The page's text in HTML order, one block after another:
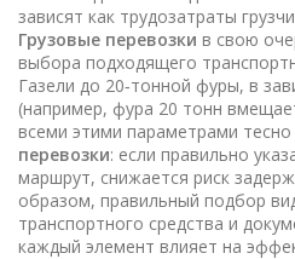
зависят как трудозатраты
Грузовые перевозки в свою
выбора подходящего
Газели до 20‑тонной фуры, в
(например, фура 20 тонн
всеми этими параметрами тесно
перевозки: если правильно
маршрут, снижается риск
образом, правильный подбор
транспортного средства и
каждый элемент влияет на